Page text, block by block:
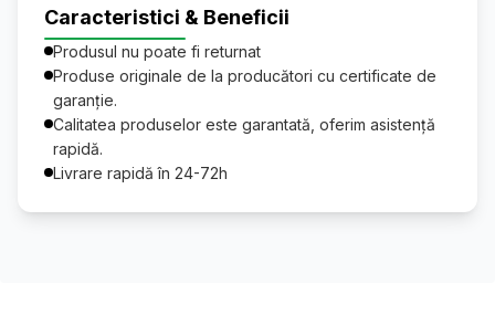
Caracteristici & Beneficii
Produsul nu poate fi returnat
Produse originale de la producători cu certificate de
garanție.
Calitatea produselor este garantată, oferim asistență
rapidă.
Livrare rapidă în 24-72h